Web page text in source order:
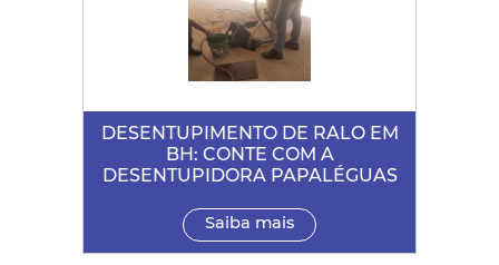
DESENTUPIMENTO DE RALO EM
BH: CONTE COM A
DESENTUPIDORA PAPALÉGUAS
Saiba mais